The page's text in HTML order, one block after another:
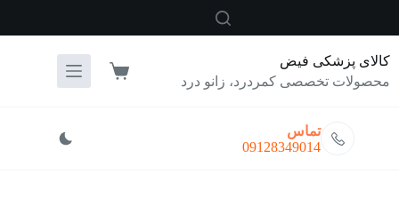
کالای پزشکی فیض
محصولات تخصصی کمردرد، زانو درد
سبد
تماس
09128349014